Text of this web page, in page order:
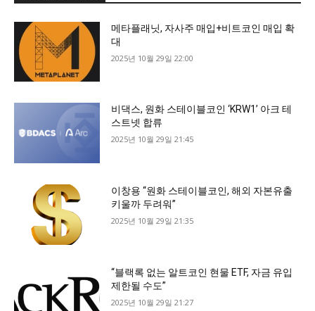
메타플래닛, 자사주 매입+비트코인 매입 확
대
2025년 10월 29일 22:00
비댁스, 원화 스테이블코인 ‘KRW1’ 아크 테
스트넷 합류
2025년 10월 29일 21:45
이창용 “원화 스테이블코인, 해외 자본유출
키울까 두려워”
2025년 10월 29일 21:35
“블랙록 없는 알트코인 현물 ETF, 자금 유입
제한될 수도”
2025년 10월 29일 21:27